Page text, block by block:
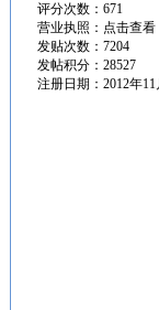
评分次数：671
营业执照： 点击查看
发贴次数：7204
发帖积分：28527
注册日期：2012年11